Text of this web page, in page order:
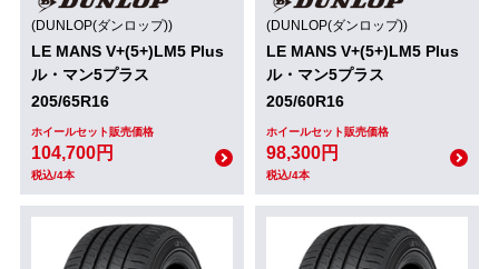
(DUNLOP(ダンロップ))
LE MANS V+(5+)LM5 Plus
ル・マン5プラス
205/65R16
ホイールセット販売価格
104,700円
税込/4本
(DUNLOP(ダンロップ))
LE MANS V+(5+)LM5 Plus
ル・マン5プラス
205/60R16
ホイールセット販売価格
98,300円
税込/4本